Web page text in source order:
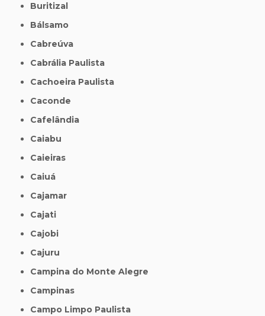
Buritizal
Bálsamo
Cabreúva
Cabrália Paulista
Cachoeira Paulista
Caconde
Cafelândia
Caiabu
Caieiras
Caiuá
Cajamar
Cajati
Cajobi
Cajuru
Campina do Monte Alegre
Campinas
Campo Limpo Paulista